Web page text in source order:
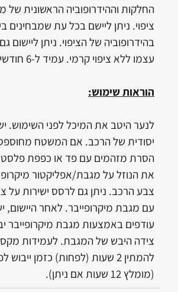
החלקות וההידרופוביה הראשונית
ציפוי. ניתן ליישם בכל עת שמבחינים
בהידרופוביה של הציפוי. ניתן ליישום
עצמו ללא ציפוי קרמי. עמיד ל-6 חודשים.
הוראות שימוש:
לנער היטב את המיכל לפני השימוש.
יסודית של הרכב. אם המשטח
הסרת מזהמים עם פד או כפפת
את הנוזל על מגבת/אפליקטור
צבע הרכב. ניתן גם לרסס ישירות על
עם מגבת מיקרופייבר. לאחר היישום,
עודפים באמצעות מגבת מיקרופייבר
צידה היבש של המגבת. לעמידות
להמתין 2 שעות (לפחות) כזמן ייבוש
(מומלץ 12 שעות אם ניתן).